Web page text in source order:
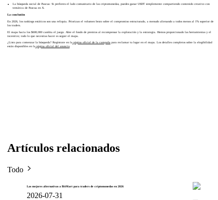
La búsqueda social de Pascua: Si prefieres el lado comunitario de las criptomonedas, puedes ganar USDT simplemente compartiendo contenido creativo con
temática de Pascua en X.
La conclusión
En 2026, los rankings estáticos son una reliquia. Priorizan el volumen bruto sobre el compromiso estructurado, a menudo alienando a todos menos al 1% superior de
los traders.
El mapa hacia los $600,000 cambia el juego. Abre el fondo de premios al recompensar la exploración y la estrategia. Hemos proporcionado las herramientas y el
incentivo; todo lo que necesitas hacer es seguir el mapa.
¿Listo para comenzar la búsqueda? Regístrate en la página oficial de la campañapara reclamar tu lugar en el mapa. Los detalles completos sobre la elegibilidad
están disponibles en la página oficial del anuncio.
Artículos relacionados
Todo
Las mejores alternativas a BitMart para traders de criptomonedas en 2026
2026-07-31